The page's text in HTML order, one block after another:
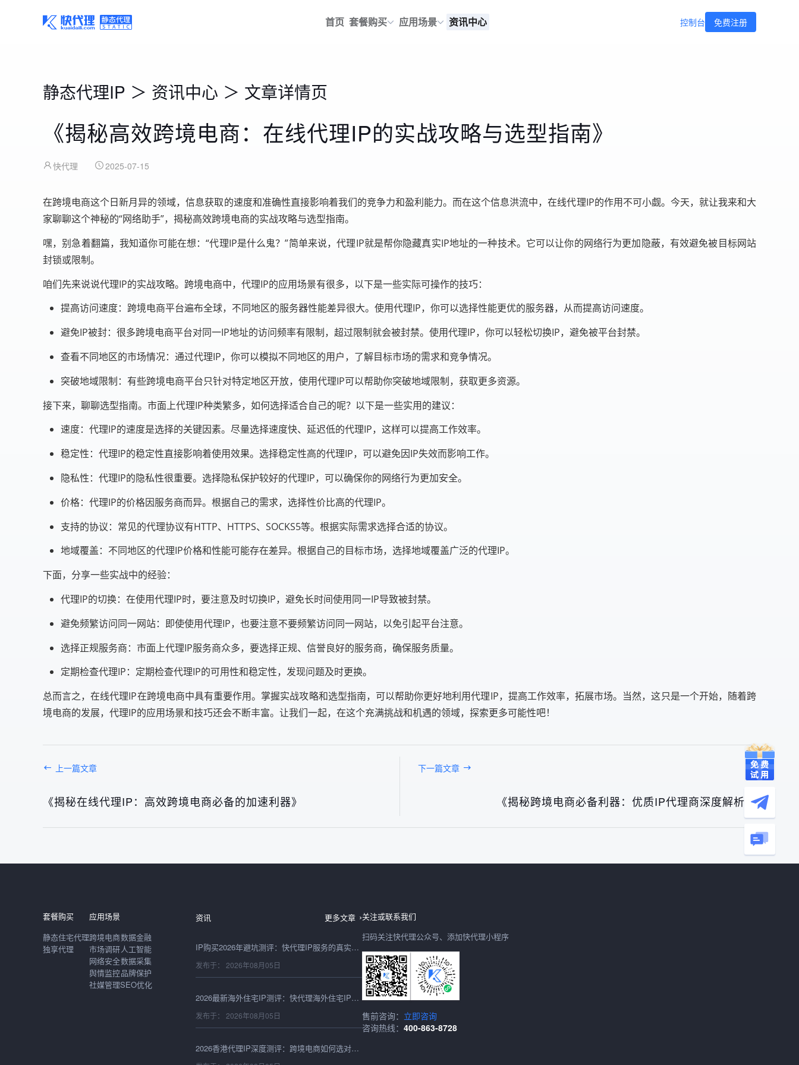
首页 套餐购买 应用场景 资讯中心 控制台 免费注册
静态代理IP ＞ 资讯中心 ＞ 文章详情页
《揭秘高效跨境电商：在线代理IP的实战攻略与选型指南》
快代理 2025-07-15
在跨境电商这个日新月异的领域，信息获取的速度和准确性直接影响着我们的竞争力和盈利能力。而在这个信息洪流中，在线代理IP的作用不可小觑。今天，就让我来和大
家聊聊这个神秘的“网络助手”，揭秘高效跨境电商的实战攻略与选型指南。
嘿，别急着翻篇，我知道你可能在想：“代理IP是什么鬼？”简单来说，代理IP就是帮你隐藏真实IP地址的一种技术。它可以让你的网络行为更加隐蔽，有效避免被目标网站
封锁或限制。
咱们先来说说代理IP的实战攻略。跨境电商中，代理IP的应用场景有很多，以下是一些实际可操作的技巧：
提高访问速度：跨境电商平台遍布全球，不同地区的服务器性能差异很大。使用代理IP，你可以选择性能更优的服务器，从而提高访问速度。
避免IP被封：很多跨境电商平台对同一IP地址的访问频率有限制，超过限制就会被封禁。使用代理IP，你可以轻松切换IP，避免被平台封禁。
查看不同地区的市场情况：通过代理IP，你可以模拟不同地区的用户，了解目标市场的需求和竞争情况。
突破地域限制：有些跨境电商平台只针对特定地区开放，使用代理IP可以帮助你突破地域限制，获取更多资源。
接下来，聊聊选型指南。市面上代理IP种类繁多，如何选择适合自己的呢？以下是一些实用的建议：
速度：代理IP的速度是选择的关键因素。尽量选择速度快、延迟低的代理IP，这样可以提高工作效率。
稳定性：代理IP的稳定性直接影响着使用效果。选择稳定性高的代理IP，可以避免因IP失效而影响工作。
隐私性：代理IP的隐私性很重要。选择隐私保护较好的代理IP，可以确保你的网络行为更加安全。
价格：代理IP的价格因服务商而异。根据自己的需求，选择性价比高的代理IP。
支持的协议：常见的代理协议有HTTP、HTTPS、SOCKS5等。根据实际需求选择合适的协议。
地域覆盖：不同地区的代理IP价格和性能可能存在差异。根据自己的目标市场，选择地域覆盖广泛的代理IP。
下面，分享一些实战中的经验：
代理IP的切换：在使用代理IP时，要注意及时切换IP，避免长时间使用同一IP导致被封禁。
避免频繁访问同一网站：即使使用代理IP，也要注意不要频繁访问同一网站，以免引起平台注意。
选择正规服务商：市面上代理IP服务商众多，要选择正规、信誉良好的服务商，确保服务质量。
定期检查代理IP：定期检查代理IP的可用性和稳定性，发现问题及时更换。
总而言之，在线代理IP在跨境电商中具有重要作用。掌握实战攻略和选型指南，可以帮助你更好地利用代理IP，提高工作效率，拓展市场。当然，这只是一个开始，随着跨
境电商的发展，代理IP的应用场景和技巧还会不断丰富。让我们一起，在这个充满挑战和机遇的领域，探索更多可能性吧！
上一篇文章
《揭秘在线代理IP：高效跨境电商必备的加速利器》
下一篇文章
《揭秘跨境电商必备利器：优质IP代理商深度解析》
套餐购买
静态住宅代理
独享代理
应用场景
跨境电商
市场调研
网络安全
舆情监控
社媒管理
数据金融
人工智能
数据采集
品牌保护
SEO优化
资讯 更多文章
发布于： 2026年08月06日
IP购买2026年避坑测评：快代理IP服务的真实性能与性价比实测
发布于： 2026年08月05日
2026最新海外住宅IP测评：快代理海外住宅IP跨境适配与性能实测
发布于： 2026年08月05日
2026香港代理IP深度测评：跨境电商如何选对高速稳定的节点？
关注或联系我们
扫码关注快代理公众号、添加快代理小程序
售前咨询： 立即咨询
咨询热线： 400-863-8728